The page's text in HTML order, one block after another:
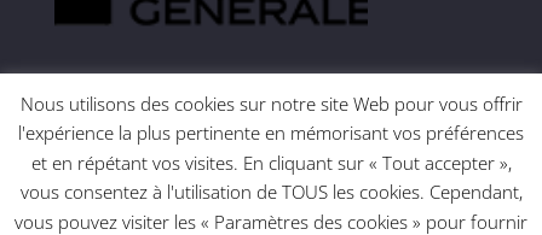
MENTIONS LÉGALES
CHARTE DE PROTECTION DES DONNÉES PERSONNELLES
Nous utilisons des cookies sur notre site Web pour vous offrir
l'expérience la plus pertinente en mémorisant vos préférences
et en répétant vos visites. En cliquant sur « Tout accepter »,
vous consentez à l'utilisation de TOUS les cookies. Cependant,
vous pouvez visiter les « Paramètres des cookies » pour fournir